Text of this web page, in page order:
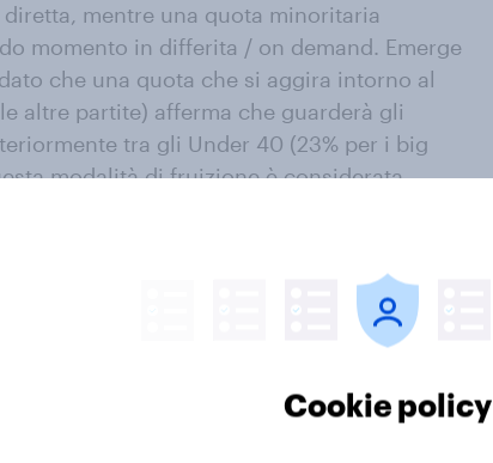
mentre una quota minoritaria
momento in differita / on demand. Emerge
che una quota che si aggira intorno al
altre partite) afferma che guarderà gli
tra gli Under 40 (23% per i big
modalità di fruizione è considerata
torneo, che potrà così tenersi aggiornato
i più usati, insieme a Tik Tok tra i
per seguire gli aggiornamenti delle partite,
le piattaforme utilizzate, e si riscontra
classifica: si tratta di Facebook,
Cookie policy